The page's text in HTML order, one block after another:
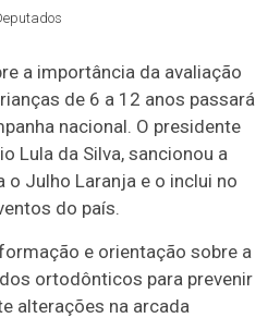
a importância da avaliação
de 6 a 12 anos passará
nacional. O presidente
Lula da Silva, sancionou a
o Julho Laranja e o inclui no
do país.
e orientação sobre a
ortodônticos para prevenir
alterações na arcada